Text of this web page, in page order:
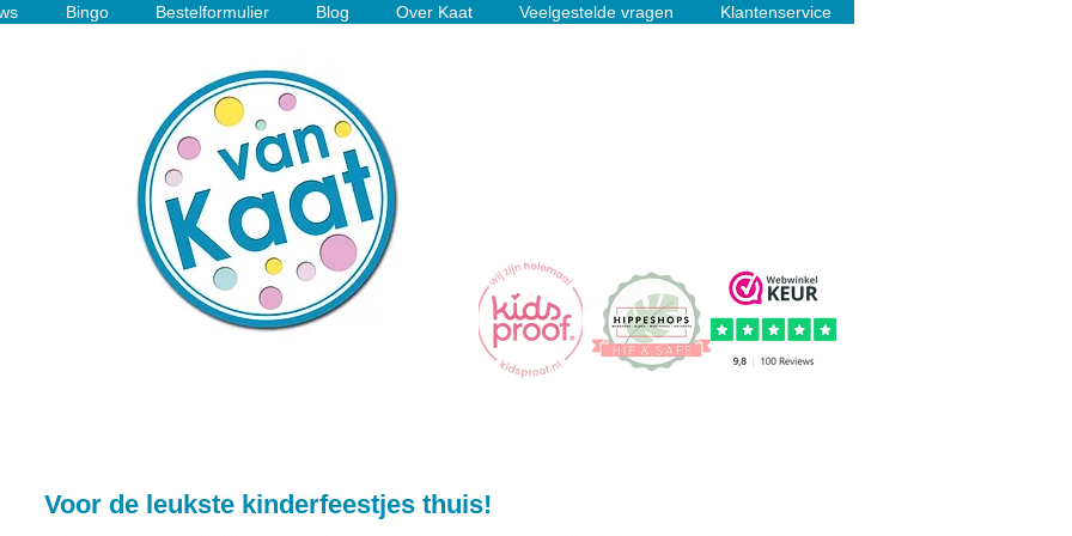
Voor de leukste kinderfeestjes thuis!
Bingo Bestelformulier Blog Over Kaat Veelgestelde vragen Klantenservice